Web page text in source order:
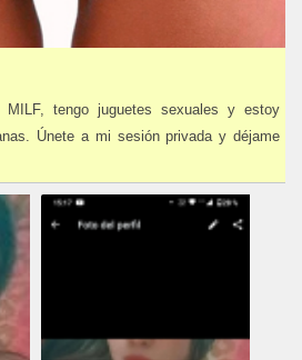
tengo juguetes sexuales y estoy
Únete a mi sesión privada y déjame